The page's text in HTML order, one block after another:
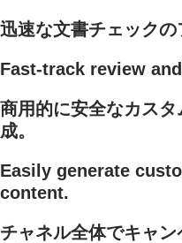
迅速な文書チェック
Fast-track review
商用的に安全なカス
成。
Easily generate
content.
チャネル全体でキャ